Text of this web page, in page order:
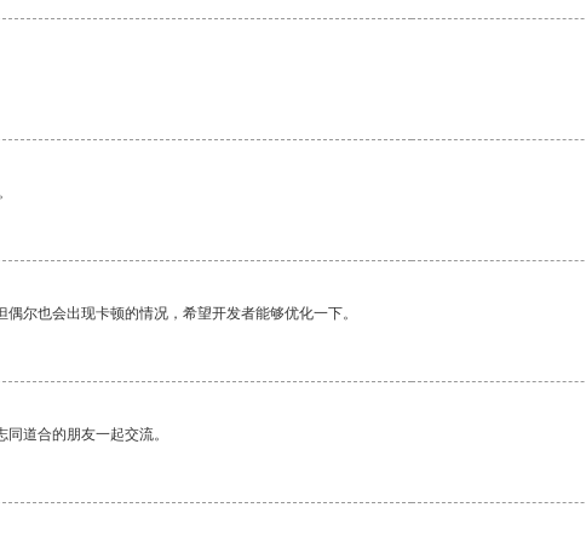
尔也会出现卡顿的情况，希望开发者能够优化一下。
道合的朋友一起交流。